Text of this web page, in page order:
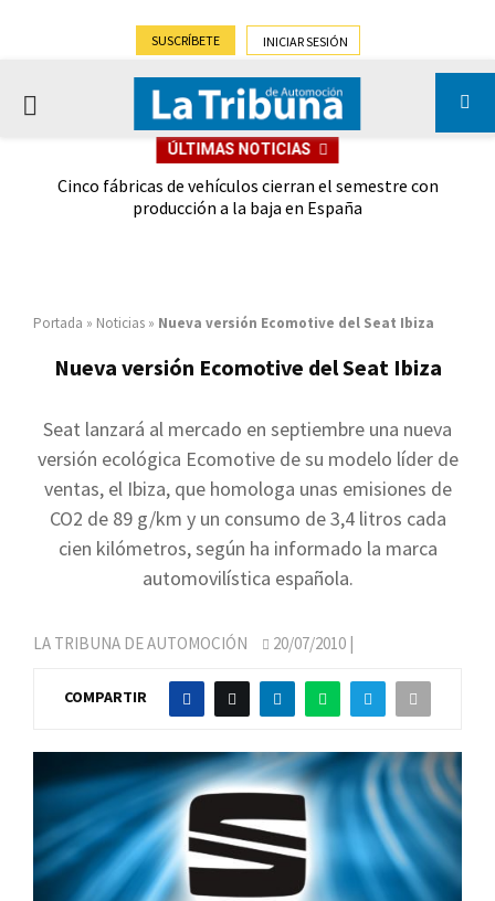
SUSCRÍBETE INICIAR SESIÓN
PRIMARY
ÚLTIMAS NOTICIAS
Cinco fábricas de vehículos cierran el semestre con
producción a la baja en España
Portada » Noticias » Nueva versión Ecomotive del Seat Ibiza
Nueva versión Ecomotive del Seat Ibiza
Seat lanzará al mercado en septiembre una nueva
versión ecológica Ecomotive de su modelo líder de
ventas, el Ibiza, que homologa unas emisiones de
CO2 de 89 g/km y un consumo de 3,4 litros cada
cien kilómetros, según ha informado la marca
automovilística española.
LA TRIBUNA DE AUTOMOCIÓN 20/07/2010 |
COMPARTIR